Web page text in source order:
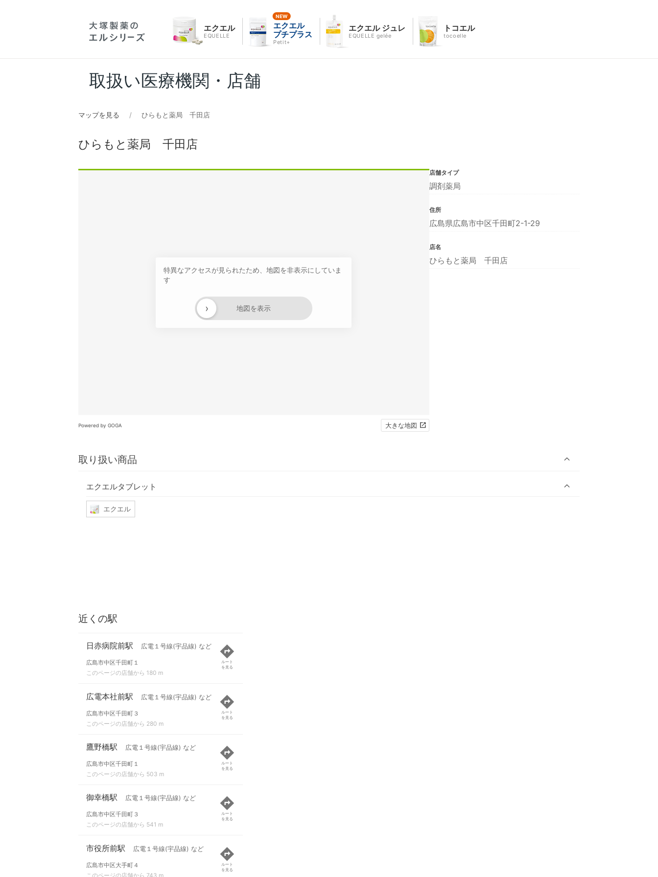
エクエル
EQUELLE
エクエル
プチプラス
Petit+
エクエル ジュレ
EQUELLE gelée
トコエル
tocoelle
取扱い医療機関・店舗
マップを見る ひらもと薬局 千田店
ひらもと薬局 千田店
特異なアクセスが見られたため、地図を非表示にしていま
す
地図を表示
›
Powered by GOGA 大きな地図
取り扱い商品
エクエルタブレット
エクエル
店舗タイプ
調剤薬局
住所
広島県広島市中区千田町2-1-29
店名
ひらもと薬局 千田店
近くの駅
日赤病院前駅 広電１号線(宇品線) など
広島市中区千田町１
このページの店舗から 180 m
ルート
を見る
広電本社前駅 広電１号線(宇品線) など
広島市中区千田町３
このページの店舗から 280 m
ルート
を見る
鷹野橋駅 広電１号線(宇品線) など
広島市中区千田町１
このページの店舗から 503 m
ルート
を見る
御幸橋駅 広電１号線(宇品線) など
広島市中区千田町３
このページの店舗から 541 m
ルート
を見る
市役所前駅 広電１号線(宇品線) など
広島市中区大手町４
このページの店舗から 743 m
ルート
を見る